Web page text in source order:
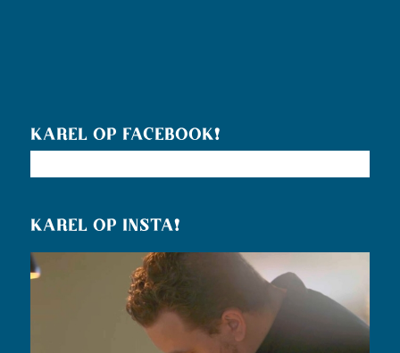
KAREL OP FACEBOOK!
KAREL OP INSTA!